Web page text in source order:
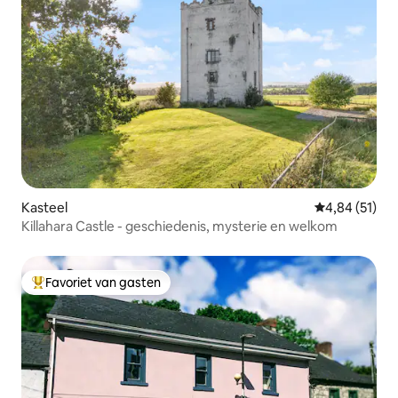
Kasteel Gemiddelde
4,84 (51)
Killahara Castle - geschiedenis, mysterie en welkom
Topfavoriet van gasten
Favoriet van gasten